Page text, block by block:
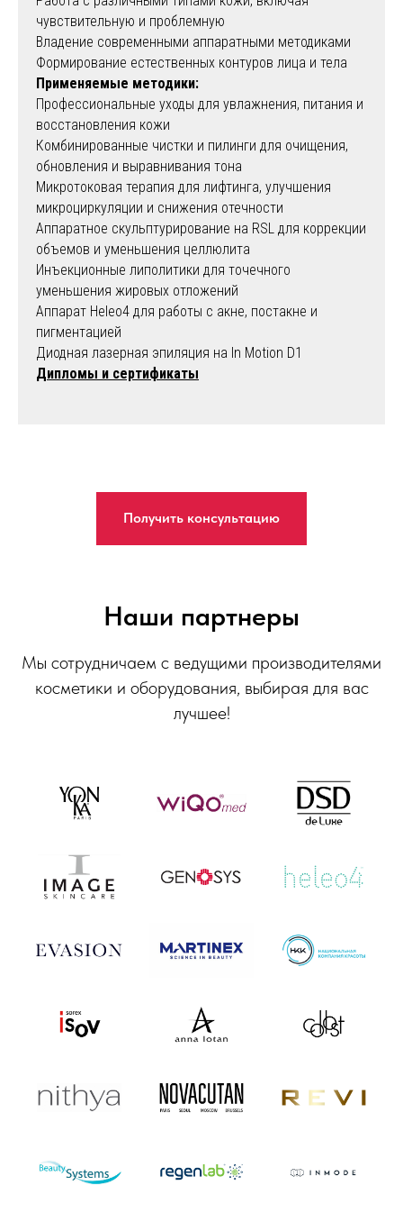
чувствительную и проблемную
Владение современными аппаратными методиками
Формирование естественных контуров лица и тела
Применяемые методики:
Профессиональные уходы для увлажнения, питания и
восстановления кожи
Комбинированные чистки и пилинги для очищения,
обновления и выравнивания тона
Микротоковая терапия для лифтинга, улучшения
микроциркуляции и снижения отечности
Аппаратное скульптурирование на RSL для коррекции
объемов и уменьшения целлюлита
Инъекционные липолитики для точечного
уменьшения жировых отложений
Аппарат Heleo4 для работы с акне, постакне и
пигментацией
Диодная лазерная эпиляция на In Motion D1
Дипломы и сертификаты
Получить консультацию
Наши партнеры
Мы сотрудничаем с ведущими производителями
косметики и оборудования, выбирая для вас
лучшее!